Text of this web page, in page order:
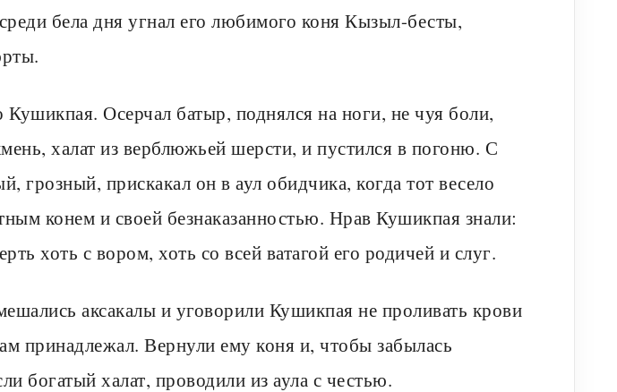
бела дня угнал его любимого коня Кызыл-бесты,
Кушикпая. Осерчал батыр, поднялся на ноги, не чуя боли,
халат из верблюжьей шерсти, и пустился в погоню. С
грозный, прискакал он в аул обидчика, когда тот весело
конем и своей безнаказанностью. Нрав Кушикпая знали:
хоть с вором, хоть со всей ватагой его родичей и слуг.
аксакалы и уговорили Кушикпая не проливать крови
принадлежал. Вернули ему коня и, чтобы забылась
богатый халат, проводили из аула с честью.